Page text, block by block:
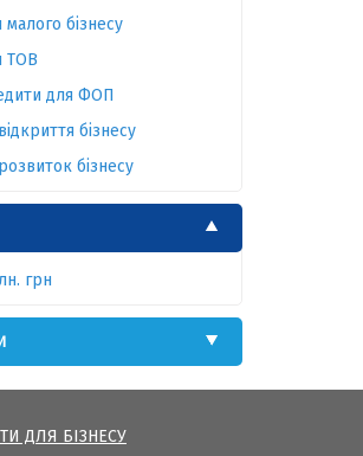
малого бізнесу
ТОВ
для ФОП
бізнесу
бізнесу
грн
ДЛЯ БІЗНЕСУ